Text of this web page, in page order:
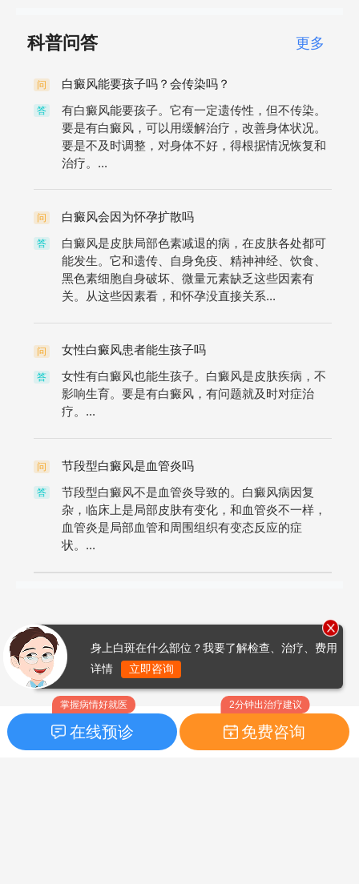
科普问答 更多
问 白癜风能要孩子吗？会传染吗？
答
有白癜风能要孩子。它有一定遗传性，但不传染。
要是有白癜风，可以用缓解治疗，改善身体状况。
要是不及时调整，对身体不好，得根据情况恢复和
治疗。...
问 白癜风会因为怀孕扩散吗
答
白癜风是皮肤局部色素减退的病，在皮肤各处都可
能发生。它和遗传、自身免疫、精神神经、饮食、
黑色素细胞自身破坏、微量元素缺乏这些因素有
关。从这些因素看，和怀孕没直接关系...
问 女性白癜风患者能生孩子吗
答
女性有白癜风也能生孩子。白癜风是皮肤疾病，不
影响生育。要是有白癜风，有问题就及时对症治
疗。...
问 节段型白癜风是血管炎吗
答
节段型白癜风不是血管炎导致的。白癜风病因复
杂，临床上是局部皮肤有变化，和血管炎不一样，
血管炎是局部血管和周围组织有变态反应的症
状。...
掌握病情好就医
在线预诊
2分钟出治疗建议
免费咨询
身上白斑在什么部位？我要了解检查、治疗、费用
详情
立即咨询